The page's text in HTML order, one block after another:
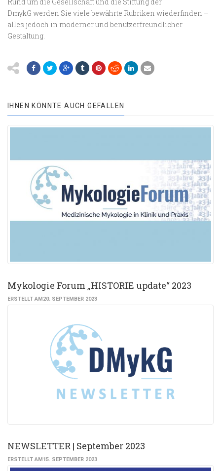
DmykG werden Sie viele bewährte Rubriken wiederfinden –
alles jedoch in moderner und benutzerfreundlicher
Gestaltung.
IHNEN KÖNNTE AUCH GEFALLEN
Mykologie Forum „HISTORIE update“ 2023
ERSTELLT AM20. SEPTEMBER 2023
NEWSLETTER | September 2023
ERSTELLT AM15. SEPTEMBER 2023